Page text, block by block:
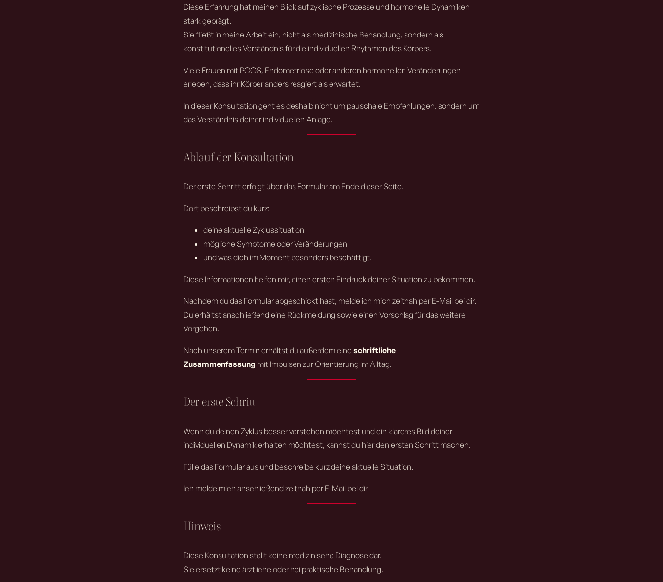
Diese Erfahrung hat meinen Blick auf zyklische Prozesse und hormonelle Dynamiken
stark geprägt.
Sie fließt in meine Arbeit ein, nicht als medizinische Behandlung, sondern als
konstitutionelles Verständnis für die individuellen Rhythmen des Körpers.
Viele Frauen mit PCOS, Endometriose oder anderen hormonellen Veränderungen
erleben, dass ihr Körper anders reagiert als erwartet.
In dieser Konsultation geht es deshalb nicht um pauschale Empfehlungen, sondern um
das Verständnis deiner individuellen Anlage.
Ablauf der Konsultation
Der erste Schritt erfolgt über das Formular am Ende dieser Seite.
Dort beschreibst du kurz:
deine aktuelle Zyklussituation
mögliche Symptome oder Veränderungen
und was dich im Moment besonders beschäftigt.
Diese Informationen helfen mir, einen ersten Eindruck deiner Situation zu bekommen.
Nachdem du das Formular abgeschickt hast, melde ich mich zeitnah per E-Mail bei dir.
Du erhältst anschließend eine Rückmeldung sowie einen Vorschlag für das weitere
Vorgehen.
Nach unserem Termin erhältst du außerdem eine schriftliche
Zusammenfassung mit Impulsen zur Orientierung im Alltag.
Der erste Schritt
Wenn du deinen Zyklus besser verstehen möchtest und ein klareres Bild deiner
individuellen Dynamik erhalten möchtest, kannst du hier den ersten Schritt machen.
Fülle das Formular aus und beschreibe kurz deine aktuelle Situation.
Ich melde mich anschließend zeitnah per E-Mail bei dir.
Hinweis
Diese Konsultation stellt keine medizinische Diagnose dar.
Sie ersetzt keine ärztliche oder heilpraktische Behandlung.